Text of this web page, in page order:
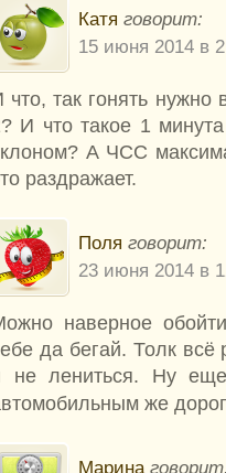
Катя говорит:
15 июня 2014 в
что, так гонять нужно
И что такое 1
А ЧСС
раздражает.
Поля говорит:
23 июня 2014 в
наверное
да бегай. Толк
не лениться. Ну
же
Марина